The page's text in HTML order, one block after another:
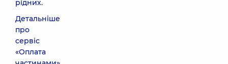
рідних.
Детальніше
про
сервіс
«Оплата